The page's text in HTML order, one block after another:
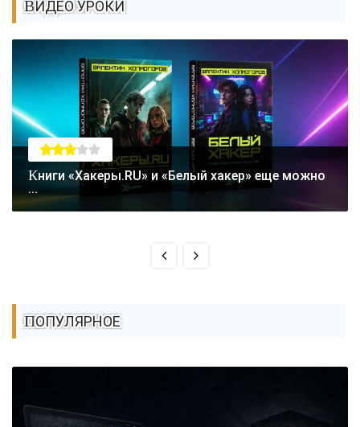
ВИДЕО УРОКИ
Книги «Хакеры.RU» и «Белый хакер» еще можно
...
ПОПУЛЯРНОЕ